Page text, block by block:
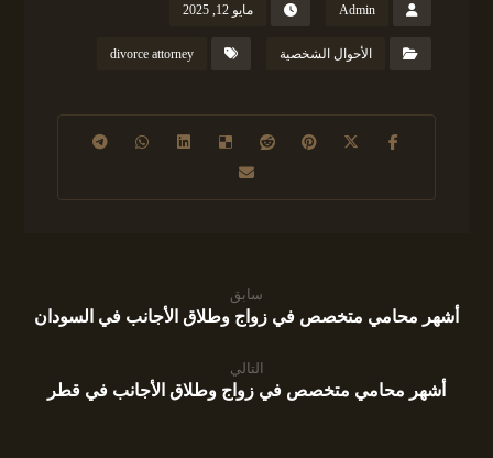
Admin مايو 12, 2025
الأحوال الشخصية divorce attorney
سابق
أشهر محامي متخصص في زواج وطلاق الأجانب في السودان
التالي
أشهر محامي متخصص في زواج وطلاق الأجانب في قطر